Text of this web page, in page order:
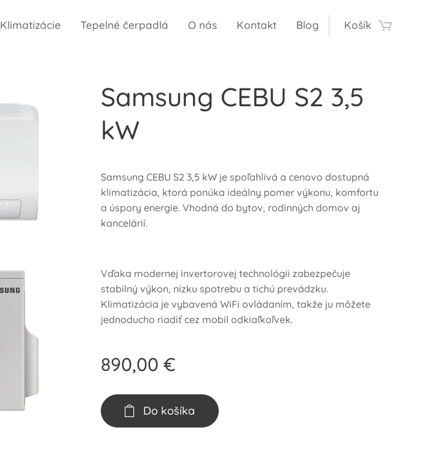
Klimatizácie Tepelné čerpadlá O nás Kontakt Blog Košík
Samsung CEBU S2 3,5
kW
Samsung CEBU S2 3,5 kW je spoľahlivá a cenovo dostupná
klimatizácia, ktorá ponúka ideálny pomer výkonu, komfortu
a úspory energie. Vhodná do bytov, rodinných domov aj
kancelárií.
Vďaka modernej invertorovej technológii zabezpečuje
stabilný výkon, nízku spotrebu a tichú prevádzku.
Klimatizácia je vybavená WiFi ovládaním, takže ju môžete
jednoducho riadiť cez mobil odkiaľkoľvek.
890,00 €
Do košíka